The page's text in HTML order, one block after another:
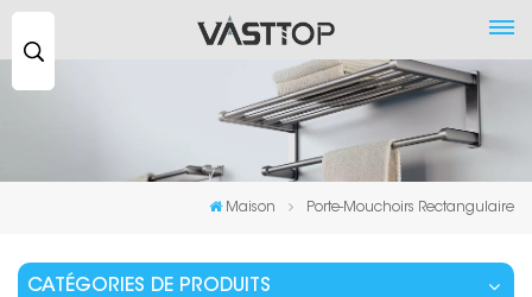
Maison Porte-Mouchoirs Rectangulaire
CATÉGORIES DE PRODUITS